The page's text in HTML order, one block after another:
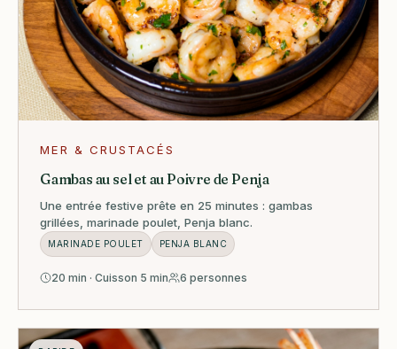
MER & CRUSTACÉS
Gambas au sel et au Poivre de Penja
Une entrée festive prête en 25 minutes : gambas
grillées, marinade poulet, Penja blanc.
MARINADE POULET PENJA BLANC
20 min · Cuisson 5 min 6 personnes